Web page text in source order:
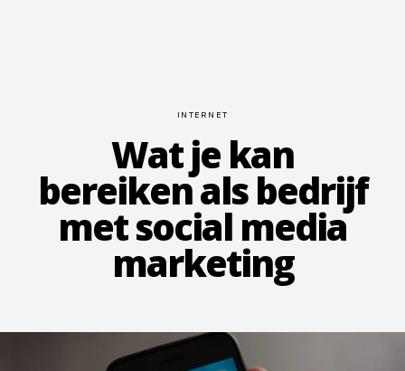
INTERNET
Wat je kan
bereiken als bedrijf
met social media
marketing